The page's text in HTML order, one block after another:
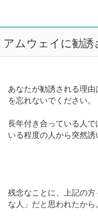
アムウェイに勧誘
あなたが勧誘される理
を忘れないでください。
長年付き合っている人
いる程度の人から突然
残念なことに、上記の
な人」だと思われたから。